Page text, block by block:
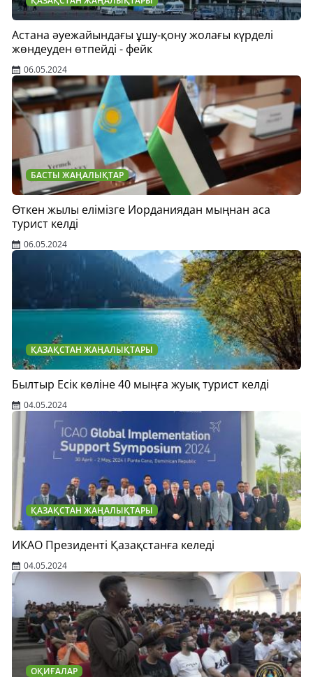
Астана әуежайындағы ұшу-қону жолағы күрделі
жөндеуден өтпейді - фейк
06.05.2024
БАСТЫ ЖАҢАЛЫҚТАР
Өткен жылы елімізге Иорданиядан мыңнан аса
турист келді
06.05.2024
ҚАЗАҚСТАН ЖАҢАЛЫҚТАРЫ
Былтыр Есік көліне 40 мыңға жуық турист келді
04.05.2024
ҚАЗАҚСТАН ЖАҢАЛЫҚТАРЫ
ИКАО Президенті Қазақстанға келеді
04.05.2024
ОҚИҒАЛАР